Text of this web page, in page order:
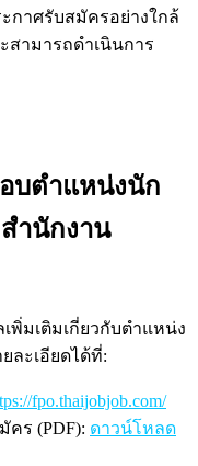
กาศรับสมัครอย่างใกล้
ามารถดำเนินการ
บตำแหน่งนัก
ำนักงาน
พิ่มเติมเกี่ยวกับตำแหน่ง
ละเอียดได้ที่:
fpo.thaijobjob.com/
คร (PDF): ดาวน์โหลด